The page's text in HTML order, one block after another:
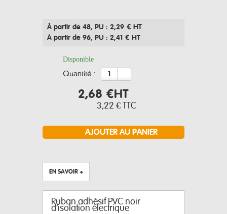
À partir de 48, PU : 2,29 € HT
À partir de 96, PU : 2,41 € HT
Disponible
quantité :
2,68 €HT
3,22 € TTC
EN SAVOIR +
Ruban adhésif PVC noir
d’isolation électrique